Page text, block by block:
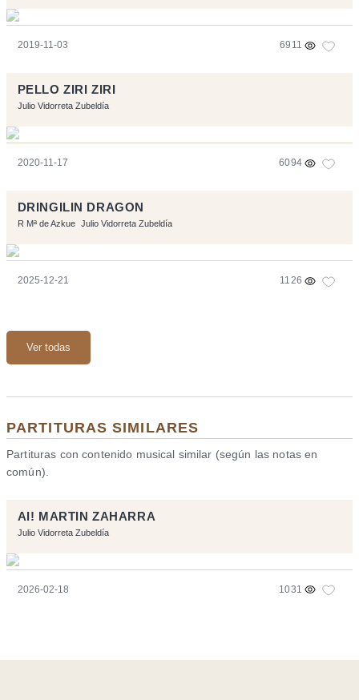
2019-11-03 6911
PELLO ZIRI ZIRI
Julio Vidorreta Zubeldía
2020-11-17 6094
DRINGILIN DRAGON
R Mª de Azkue Julio Vidorreta Zubeldía
2025-12-21 1126
Ver todas
PARTITURAS SIMILARES
Partituras con contenido musical similar (según las notas en
común).
AI! MARTIN ZAHARRA
Julio Vidorreta Zubeldía
2026-02-18 1031